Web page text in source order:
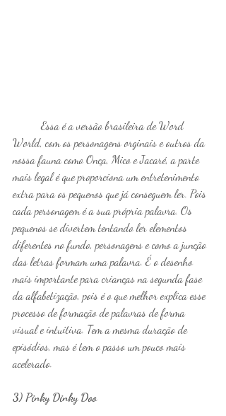
	Essa é a versão brasileira de Word
World, com os personagens orginais e outros da
nossa fauna como Onça, Mico e Jacaré, a parte
mais legal é que proporciona um entretenimento
extra para os pequenos que já conseguem ler. Pois
cada personagem é a sua própria palavra. Os
pequenos se divertem tentando ler elementos
diferentes no fundo, personagens e como a junção
das letras formam uma palavra. É o desenho
mais importante para crianças na segunda fase
da alfabetização, pois é o que melhor explica esse
processo de formação de palavras de forma
visual e intuitiva. Tem a mesma duração de
episódios, mas é tem o passo um pouco mais
acelerado.
3) Pinky Dinky Doo